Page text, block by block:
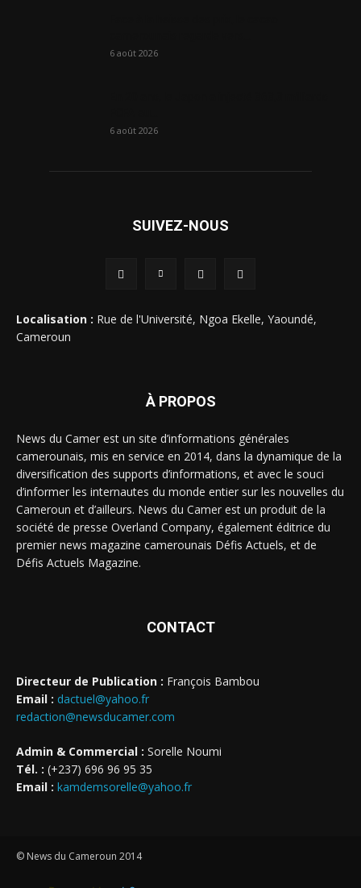
6 août 2026
6 août 2026
SUIVEZ-NOUS
Localisation : Rue de l'Université, Ngoa Ekelle, Yaoundé,
Cameroun
À PROPOS
News du Camer est un site d’informations générales
camerounais, mis en service en 2014, dans la dynamique de la
diversification des supports d’informations, et avec le souci
d’informer les internautes du monde entier sur les nouvelles du
Cameroun et d’ailleurs. News du Camer est un produit de la
société de presse Overland Company, également éditrice du
premier news magazine camerounais Défis Actuels, et de
Défis Actuels Magazine.
CONTACT
Directeur de Publication : François Bambou
Email : dactuel@yahoo.fr
redaction@newsducamer.com
Admin & Commercial : Sorelle Noumi
Tél. : (+237) 696 96 95 35
Email : kamdemsorelle@yahoo.fr
© News du Cameroun 2014